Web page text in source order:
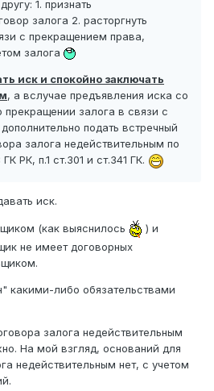
1. признать
залога 2. расторгнуть
с прекращением права,
залога
иск и спокойно заключать
, а вслучае предъявления иска со
прекращении залога в связи с
подать встречный
залога недействительным по
РК, п.1 ст.301 и ст.341 ГК.
иск.
(как выяснилось
) и
не имеет договорных
какими-либо обязательствами
залога недействительным
На мой взгляд, оснований для
недействительным нет, с учетом